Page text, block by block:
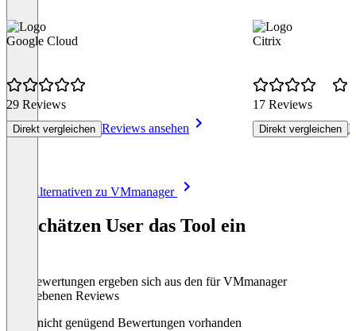
Google Cloud
29 Reviews
Direkt vergleichen Reviews ansehen
Citrix
17 Reviews
Direkt vergleichen
Alle Alternativen zu VMmanager
So schätzen User das Tool ein
Die Bewertungen ergeben sich aus den für VMmanager
abgegebenen Reviews
Noch nicht genügend Bewertungen vorhanden